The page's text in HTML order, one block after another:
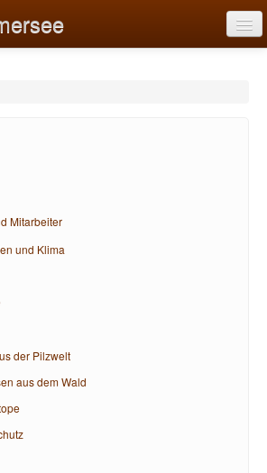
Mitarbeiter
und Klima
der Pilzwelt
aus dem Wald